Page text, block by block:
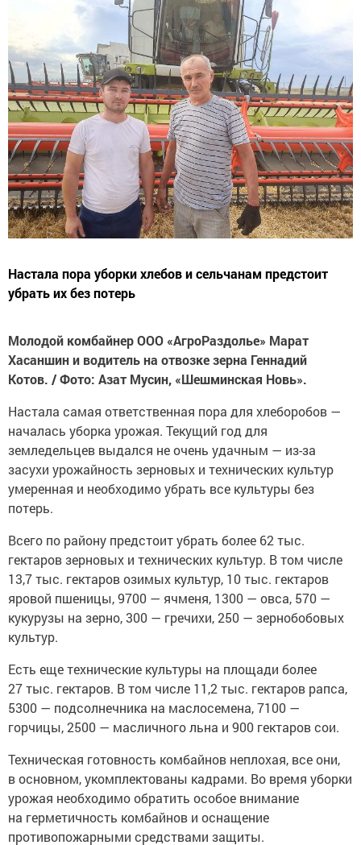
Настала пора уборки хлебов и сельчанам предстоит
убрать их без потерь
Молодой комбайнер ООО «АгроРаздолье» Марат
Хасаншин и водитель на отвозке зерна Геннадий
Котов. / Фото: Азат Мусин, «Шешминская Новь».
Настала самая ответственная пора для хлеборобов —
началась уборка урожая. Текущий год для
земледельцев выдался не очень удачным — из-за
засухи урожайность зерновых и технических культур
умеренная и необходимо убрать все культуры без
потерь.
Всего по району предстоит убрать более 62 тыс.
гектаров зерновых и технических культур. В том числе
13,7 тыс. гектаров озимых культур, 10 тыс. гектаров
яровой пшеницы, 9700 — ячменя, 1300 — овса, 570 —
кукурузы на зерно, 300 — гречихи, 250 — зернобобовых
культур.
Есть еще технические культуры на площади более
27 тыс. гектаров. В том числе 11,2 тыс. гектаров рапса,
5300 — подсолнечника на маслосемена, 7100 —
горчицы, 2500 — масличного льна и 900 гектаров сои.
Техническая готовность комбайнов неплохая, все они,
в основном, укомплектованы кадрами. Во время уборки
урожая необходимо обратить особое внимание
на герметичность комбайнов и оснащение
противопожарными средствами защиты.